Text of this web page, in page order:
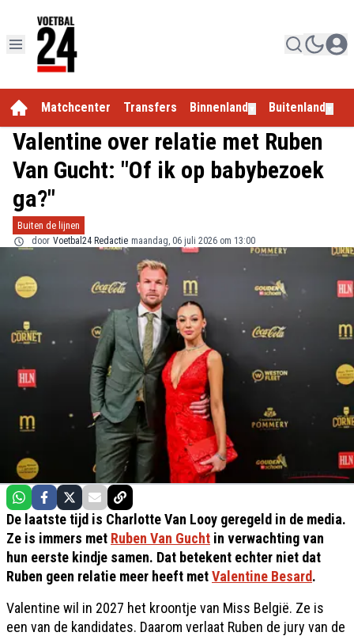
Matchcenter Transfers Binnenland Buitenland
Valentine over relatie met Ruben
Van Gucht: "Of ik op babybezoek
ga?"
Buiten de lijnen
door Voetbal24 Redactie maandag, 06 juli 2026 om 13:00
De laatste tijd is Charlotte Van Looy geregeld in de media.
Ze is immers met Ruben Van Gucht in verwachting van
hun eerste kindje samen. Dat betekent echter niet dat
Ruben geen relatie meer heeft metValentine Besard.
Valentine wil in 2027 het kroontje van Miss België. Ze is
een van de kandidates. Daarom verlaat Ruben de jury van de